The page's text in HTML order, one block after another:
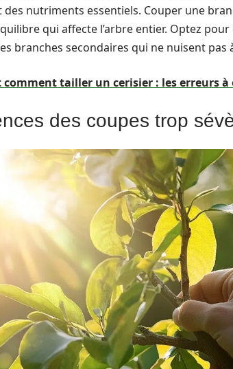
des nutriments essentiels. Couper une
qui affecte l’arbre entier. Optez
branches secondaires qui ne nuisent pas
comment tailler un cerisier : les erreurs à
des coupes trop